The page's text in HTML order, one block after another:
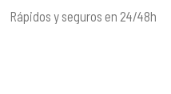
Rápidos y seguros en 24/48h